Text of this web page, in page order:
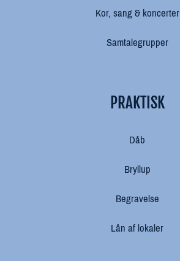
Kor, sang & koncerter
Samtalegrupper
PRAKTISK
Dåb
Bryllup
Begravelse
Lån af lokaler